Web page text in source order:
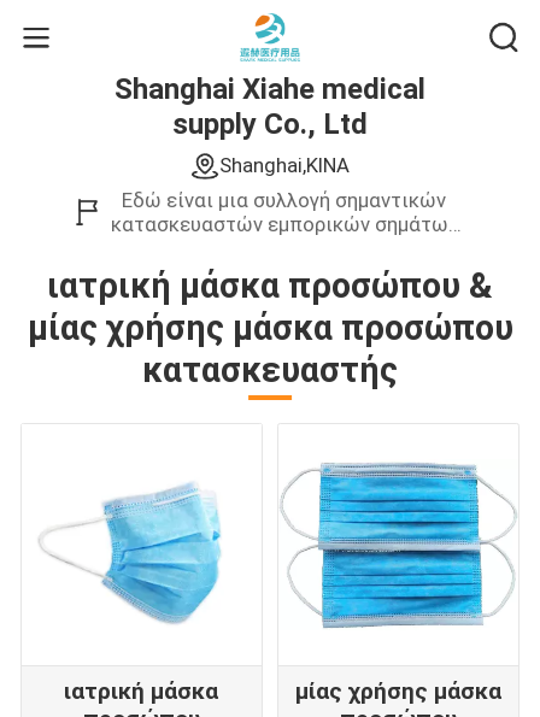
Shanghai Xiahe medical
supply Co., Ltd
Shanghai,ΚΙΝΑ
Εδώ είναι μια συλλογή σημαντικών
κατασκευαστών εμπορικών σημάτων
Κίνας.Παρέχουμε μόνο υψηλό -
ποιοτικό προϊόν.
ιατρική μάσκα προσώπου &
μίας χρήσης μάσκα προσώπου
κατασκευαστής
ιατρική μάσκα
μίας χρήσης μάσκα